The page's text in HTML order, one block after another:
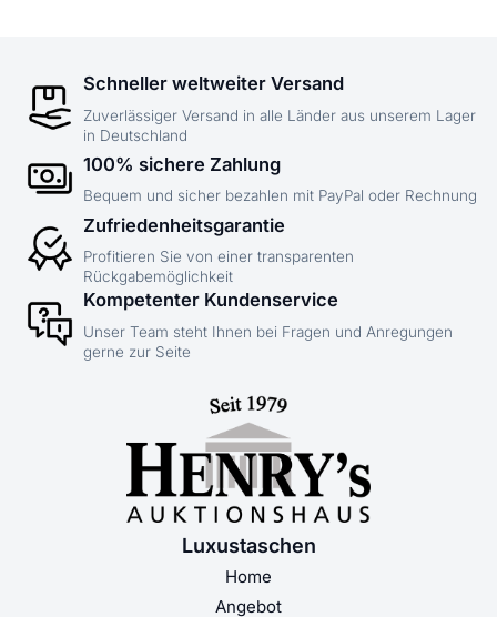
Schneller weltweiter Versand
Zuverlässiger Versand in alle Länder aus unserem Lager
in Deutschland
100% sichere Zahlung
Bequem und sicher bezahlen mit PayPal oder Rechnung
Zufriedenheitsgarantie
Profitieren Sie von einer transparenten
Rückgabemöglichkeit
Kompetenter Kundenservice
Unser Team steht Ihnen bei Fragen und Anregungen
gerne zur Seite
Luxustaschen
Home
Angebot